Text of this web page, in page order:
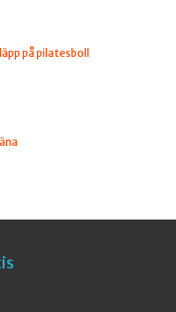
på pilatesboll